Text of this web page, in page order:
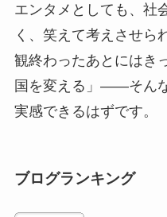
エンタメとしても、社
く、笑えて考えさせら
観終わったあとにはき
国を変える」――そん
実感できるはずです。
ブログランキング